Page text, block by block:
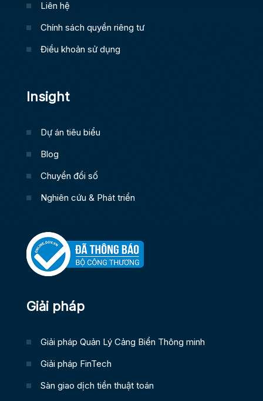
Liên hệ
Chính sách quyền riêng tư
Điều khoản sử dụng
Insight
Dự án tiêu biểu
Blog
Chuyển đổi số
Nghiên cứu & Phát triển
Giải pháp
Giải pháp Quản Lý Cảng Biển Thông minh
Giải pháp FinTech
Sàn giao dịch tiền thuật toán